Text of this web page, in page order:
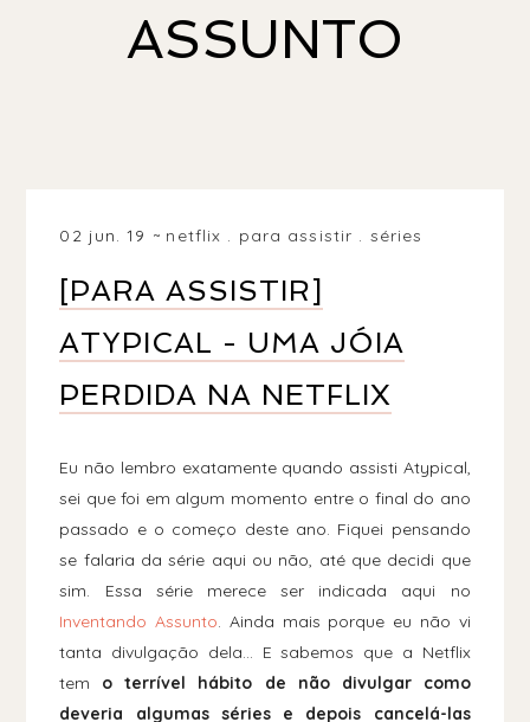
ASSUNTO
02 jun. 19 netflix . para assistir . séries
[PARA ASSISTIR]
ATYPICAL - UMA JÓIA
PERDIDA NA NETFLIX
Eu não lembro exatamente quando assisti Atypical,
sei que foi em algum momento entre o final do ano
passado e o começo deste ano. Fiquei pensando
se falaria da série aqui ou não, até que decidi que
sim. Essa série merece ser indicada aqui no
Inventando Assunto. Ainda mais porque eu não vi
tanta divulgação dela... E sabemos que a Netflix
tem o terrível hábito de não divulgar como
deveria algumas séries e depois cancelá-las